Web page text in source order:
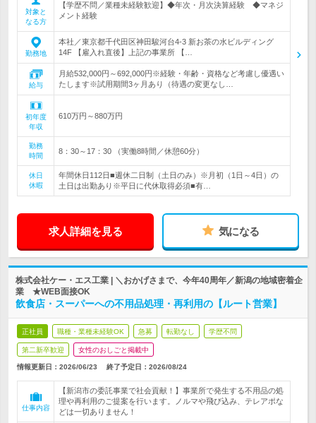
対象と
なる方
【学歴不問／業種未経験歓迎】◆年次・月次決算経験 ◆マネジ
メント経験
勤務地
本社／東京都千代田区神田駿河台4-3 新お茶の水ビルディング
14F 【雇入れ直後】上記の事業所 【…
給与
月給532,000円～692,000円※経験・年齢・資格など考慮し優遇い
たします※試用期間3ヶ月あり（待遇の変更なし…
初年度
年収
610万円～880万円
勤務
時間
8：30～17：30 （実働8時間／休憩60分）
休日
休暇
年間休日112日■週休二日制（土日のみ）※月初（1日～4日）の
土日は出勤あり※平日に代休取得必須■有…
求人詳細を見る 気になる
株式会社ケー・エス工業 | ＼おかげさまで、今年40周年／新潟の地域密着企
業 ★WEB面接OK
飲食店・スーパーへの不用品処理・再利用の【ルート営業】
正社員 職種・業種未経験OK 急募 転勤なし 学歴不問
第二新卒歓迎 女性のおしごと掲載中
情報更新日：2026/06/23 終了予定日： 2026/08/24
仕事内容
【新潟市の委託事業で社会貢献！】事業所で発生する不用品の処
理や再利用のご提案を行います。ノルマや飛び込み、テレアポな
どは一切ありません！